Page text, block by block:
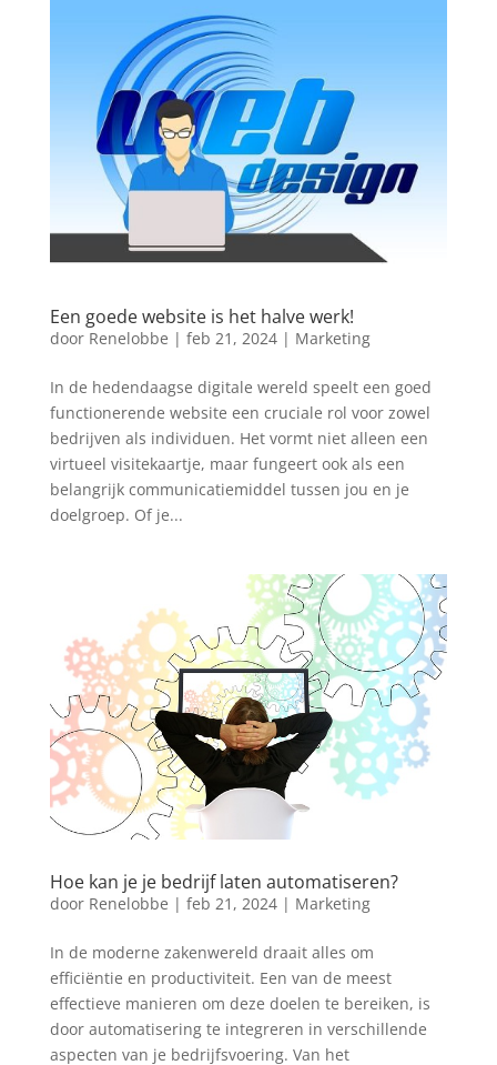
Een goede website is het halve werk!
door Renelobbe | feb 21, 2024| Marketing
In de hedendaagse digitale wereld speelt een goed
functionerende website een cruciale rol voor zowel
bedrijven als individuen. Het vormt niet alleen een
virtueel visitekaartje, maar fungeert ook als een
belangrijk communicatiemiddel tussen jou en je
doelgroep. Of je...
Hoe kan je je bedrijf laten automatiseren?
door Renelobbe | feb 21, 2024| Marketing
In de moderne zakenwereld draait alles om
efficiëntie en productiviteit. Een van de meest
effectieve manieren om deze doelen te bereiken, is
door automatisering te integreren in verschillende
aspecten van je bedrijfsvoering. Van het